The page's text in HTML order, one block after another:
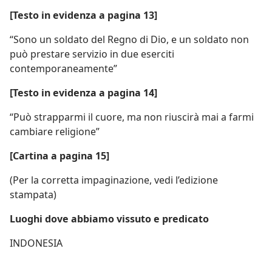
[Testo in evidenza a pagina 13]
“Sono un soldato del Regno di Dio, e un soldato non
può prestare servizio in due eserciti
contemporaneamente”
[Testo in evidenza a pagina 14]
“Può strapparmi il cuore, ma non riuscirà mai a farmi
cambiare religione”
[Cartina a pagina 15]
(Per la corretta impaginazione, vedi l’edizione
stampata)
Luoghi dove abbiamo vissuto e predicato
INDONESIA